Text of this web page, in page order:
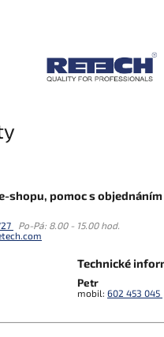
shopu, pomoc s
Po-Pá: 8.00 - 15.00 hod.
Technické
Petr
mobil: 602 453 045